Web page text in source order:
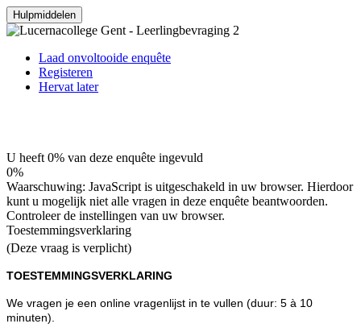
Hulpmiddelen
Laad onvoltooide enquête
Registeren
Hervat later
U heeft 0% van deze enquête ingevuld
0%
Waarschuwing: JavaScript is uitgeschakeld in uw browser. Hierdoor
kunt u mogelijk niet alle vragen in deze enquête beantwoorden.
Controleer de instellingen van uw browser.
Toestemmingsverklaring
(Deze vraag is verplicht)
TOESTEMMINGSVERKLARING
We vragen je een online vragenlijst in te vullen (duur: 5 à 10
minuten).